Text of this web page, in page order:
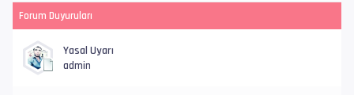
Forum Duyuruları
Yasal Uyarı
admin